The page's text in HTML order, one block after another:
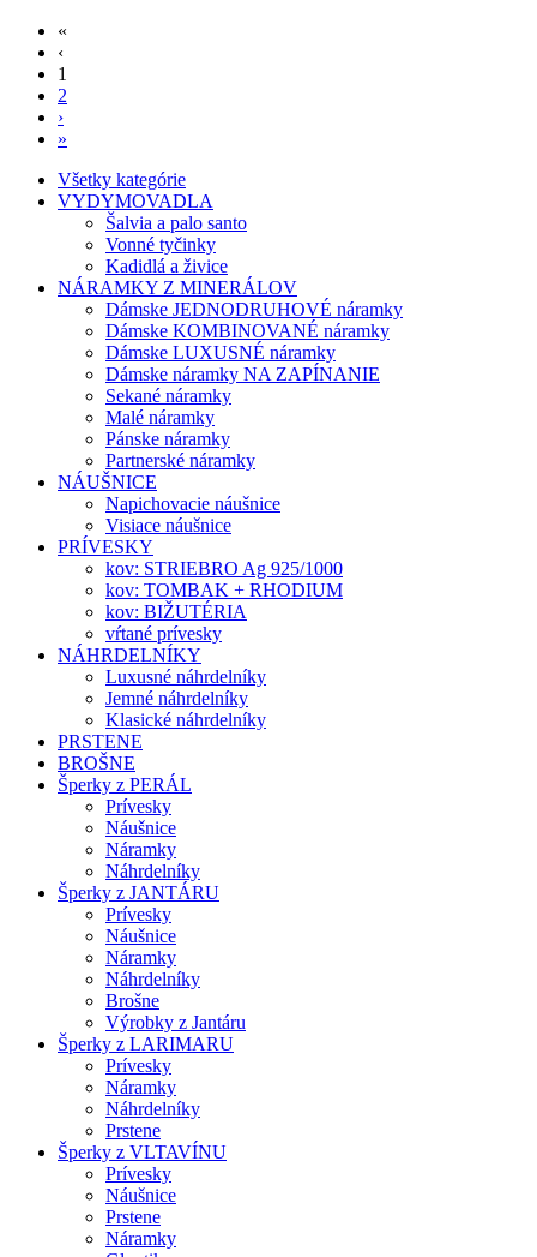
«
‹
1
2
›
»
Všetky kategórie
VYDYMOVADLA
Šalvia a palo santo
Vonné tyčinky
Kadidlá a živice
NÁRAMKY Z MINERÁLOV
Dámske JEDNODRUHOVÉ náramky
Dámske KOMBINOVANÉ náramky
Dámske LUXUSNÉ náramky
Dámske náramky NA ZAPÍNANIE
Sekané náramky
Malé náramky
Pánske náramky
Partnerské náramky
NÁUŠNICE
Napichovacie náušnice
Visiace náušnice
PRÍVESKY
kov: STRIEBRO Ag 925/1000
kov: TOMBAK + RHODIUM
kov: BIŽUTÉRIA
vŕtané prívesky
NÁHRDELNÍKY
Luxusné náhrdelníky
Jemné náhrdelníky
Klasické náhrdelníky
PRSTENE
BROŠNE
Šperky z PERÁL
Prívesky
Náušnice
Náramky
Náhrdelníky
Šperky z JANTÁRU
Prívesky
Náušnice
Náramky
Náhrdelníky
Brošne
Výrobky z Jantáru
Šperky z LARIMARU
Prívesky
Náramky
Náhrdelníky
Prstene
Šperky z VLTAVÍNU
Prívesky
Náušnice
Prstene
Náramky